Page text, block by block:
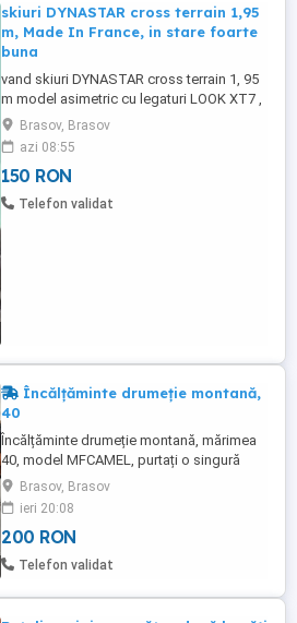
skiuri DYNASTAR cross terrain 1,95
m, Made In France, in stare foarte
buna
vand skiuri DYNASTAR cross terrain 1, 95
m model asimetric cu legaturi LOOK XT7 ,
in stare f. buna, , , MADE IN FRANCE, , ,
pret. 150 RON, ,
Brasov, Brasov
azi 08:55
150 RON
Telefon validat
Încălțăminte drumeție montană,
40
Încălțăminte drumeție montană, mărimea
40, model MFCAMEL, purtați o singură
dată.Brasov, Brasov
ieri 20:08
200 RON
Telefon validat